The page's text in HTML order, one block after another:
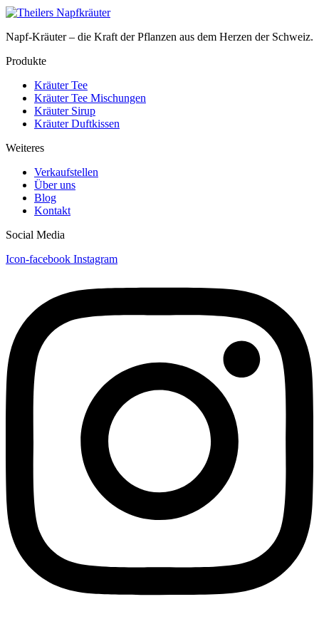
Menge
Napf-Kräuter – die Kraft der Pflanzen aus dem Herzen der Schweiz.
Produkte
Kräuter Tee
Kräuter Tee Mischungen
Kräuter Sirup
Kräuter Duftkissen
Weiteres
Verkaufstellen
Über uns
Blog
Kontakt
Social Media
Icon-facebook Instagram